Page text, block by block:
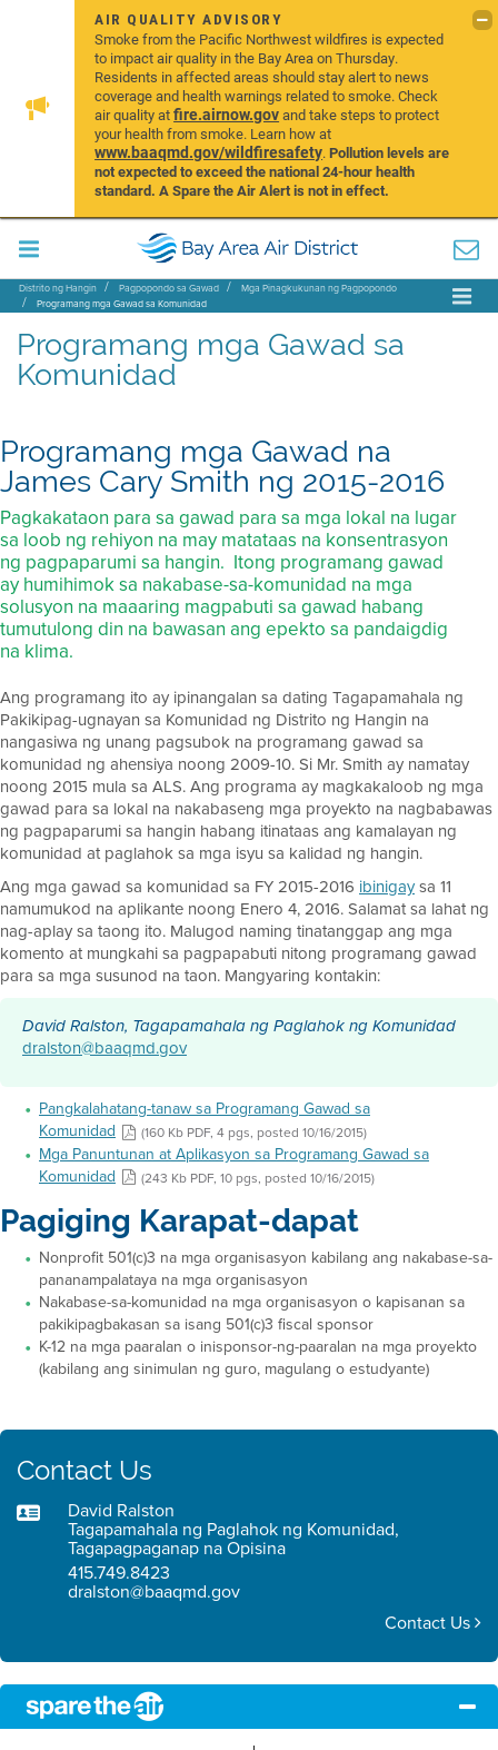
AIR QUALITY ADVISORY
Smoke from the Pacific Northwest wildfires is expected
to impact air quality in the Bay Area on Thursday.
Residents in affected areas should stay alert to news
coverage and health warnings related to smoke. Check
air quality atfire.airnow.govand take steps to protect
your health from smoke. Learn how at
www.baaqmd.gov/wildfiresafety.Pollution levels are
not expected to exceed the national 24-hour health
standard. A Spare the Air Alert is not in effect.
Distrito ng Hangin Pagpopondo sa Gawad
Mga Pinagkukunan ng Pagpopondo
Programang mga Gawad sa Komunidad
Programang mga Gawad sa
Komunidad
Programang mga Gawad na
James Cary Smith ng 2015-2016
Pagkakataon para sa gawad para sa mga lokal na lugar
sa loob ng rehiyon na may matataas na konsentrasyon
ng pagpaparumi sa hangin. Itong programang gawad
ay humihimok sa nakabase-sa-komunidad na mga
solusyon na maaaring magpabuti sa gawad habang
tumutulong din na bawasan ang epekto sa pandaigdig
na klima.
Ang programang ito ay ipinangalan sa dating Tagapamahala ng
Pakikipag-ugnayan sa Komunidad ng Distrito ng Hangin na
nangasiwa ng unang pagsubok na programang gawad sa
komunidad ng ahensiya noong 2009-10. Si Mr. Smith ay namatay
noong 2015 mula sa ALS. Ang programa ay magkakaloob ng mga
gawad para sa lokal na nakabaseng mga proyekto na nagbabawas
ng pagpaparumi sa hangin habang itinataas ang kamalayan ng
komunidad at paglahok sa mga isyu sa kalidad ng hangin.
Ang mga gawad sa komunidad sa FY 2015-2016 ibinigaysa 11
namumukod na aplikante noong Enero 4, 2016. Salamat sa lahat ng
nag-aplay sa taong ito. Malugod naming tinatanggap ang mga
komento at mungkahi sa pagpapabuti nitong programang gawad
para sa mga susunod na taon. Mangyaring kontakin:
David Ralston, Tagapamahala ng Paglahok ng Komunidad
dralston@baaqmd.gov
Pangkalahatang-tanaw sa Programang Gawad sa
Komunidad
(160 Kb PDF, 4 pgs, posted 10/16/2015)
Mga Panuntunan at Aplikasyon sa Programang Gawad sa
Komunidad
(243 Kb PDF, 10 pgs, posted 10/16/2015)
Pagiging Karapat-dapat
Nonprofit 501(c)3 na mga organisasyon kabilang ang nakabase-sa-
pananampalataya na mga organisasyon
Nakabase-sa-komunidad na mga organisasyon o kapisanan sa
pakikipagbakasan sa isang 501(c)3 fiscal sponsor
K-12 na mga paaralan o inisponsor-ng-paaralan na mga proyekto
(kabilang ang sinimulan ng guro, magulang o estudyante)
Contact Us
David Ralston
Tagapamahala ng Paglahok ng Komunidad,
Tagapagpaganap na Opisina
415.749.8423
dralston@baaqmd.gov
Contact Us